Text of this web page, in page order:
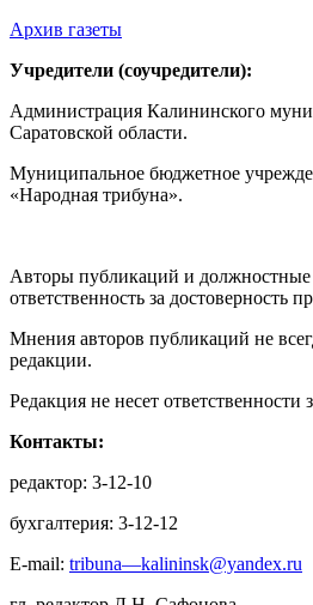
Архив газеты
Учредители (соучредители):
Администрация Калининского
Саратовской области.
Муниципальное бюджетное
«Народная трибуна».
Авторы публикаций и должностные
ответственность за достоверность
Мнения авторов публикаций не
редакции.
Редакция не несет ответственности
Контакты:
редактор: 3-12-10
бухгалтерия: 3-12-12
E-mail: tribuna—kalininsk@yandex.ru